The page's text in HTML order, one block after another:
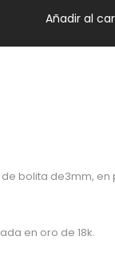
Añadir al
bolita de3mm,
en oro de 18k.